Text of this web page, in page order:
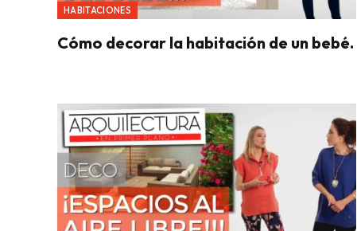
HABITACIONES
Cómo decorar la habitación de un bebé.